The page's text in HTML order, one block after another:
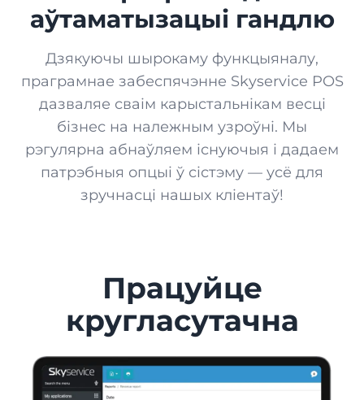
аўтаматызацыі гандлю
Дзякуючы шырокаму функцыяналу,
праграмнае забеспячэнне Skyservice POS
дазваляе сваім карыстальнікам весці
бізнес на належным узроўні. Мы
рэгулярна абнаўляем існуючыя і дадаем
патрэбныя опцыі ў сістэму — усё для
зручнасці нашых кліентаў!
Працуйце
кругласутачна